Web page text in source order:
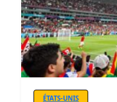
ÉTATS-UNIS